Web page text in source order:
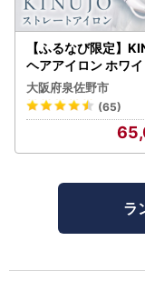
【ふるなび限定】
ヘアアイロン ホワイ
製造 FN-Limited-PR
大阪府泉佐野市
(65)
ラ